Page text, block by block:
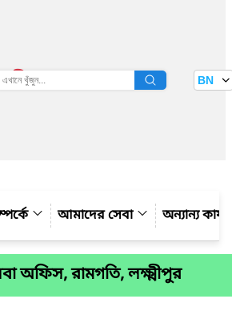
তথ্য বাতায়ন BN
আমাদের সেবা অন্যান্য
অফিস, রামগতি, লক্ষ্মীপুর